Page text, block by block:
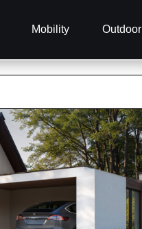
Mobility Outdoor